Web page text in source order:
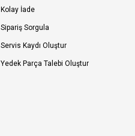
Kolay İade
Sipariş Sorgula
Servis Kaydı Oluştur
Yedek Parça Talebi Oluştur